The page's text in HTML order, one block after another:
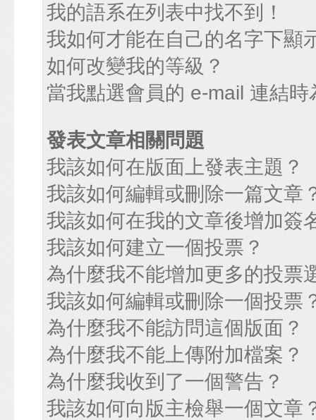
我的語系在列表中找不到！
我如何才能在自己的名字下顯
如何改變我的等級？
當我點選會員的 e-mail 連結
發表文章相關問題
我該如何在版面上發表主題？
我該如何編輯或刪除一篇文章
我該如何在我的文章後增加簽
我該如何建立一個投票？
為什麼我不能增加更多的投票
我該如何編輯或刪除一個投票
為什麼我不能訪問這個版面？
為什麼我不能上傳附加檔案？
為什麼我收到了一個警告？
我該如何向版主檢舉一個文章